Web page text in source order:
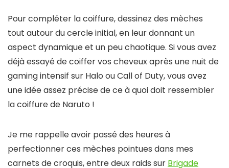
Pour compléter la coiffure, dessinez des mèches
tout autour du cercle initial, en leur donnant un
aspect dynamique et un peu chaotique. Si vous avez
déjà essayé de coiffer vos cheveux après une nuit de
gaming intensif sur Halo ou Call of Duty, vous avez
une idée assez précise de ce à quoi doit ressembler
la coiffure de Naruto !
Je me rappelle avoir passé des heures à
perfectionner ces mèches pointues dans mes
carnets de croquis, entre deux raids sur Brigade